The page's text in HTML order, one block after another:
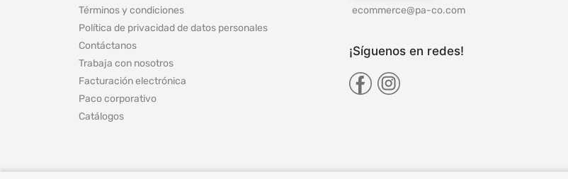
Términos y condiciones
Política de privacidad de datos personales
Contáctanos
Trabaja con nosotros
Facturación electrónica
Paco corporativo
Catálogos
ecommerce@pa-co.com
¡Síguenos en redes!